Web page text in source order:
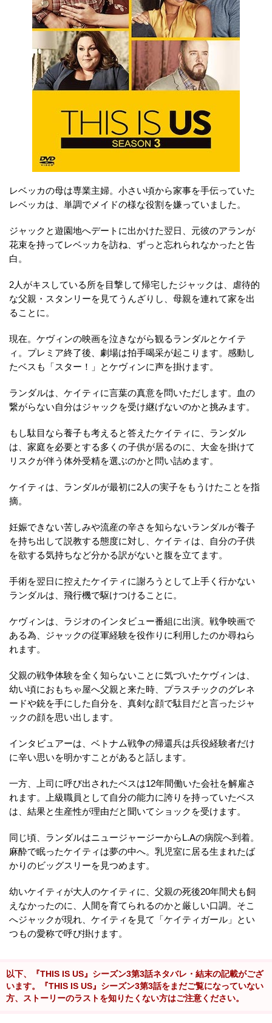
レベッカの母は専業主婦。小さい頃から家事を手伝っていた
レベッカは、単調でメイドの様な役割を嫌っていました。
ジャックと遊園地へデートに出かけた翌日、元彼のアランが
花束を持ってレベッカを訪ね、ずっと忘れられなかったと告
白。
2人がキスしている所を目撃して帰宅したジャックは、虐待的
な父親・スタンリーを見てうんざりし、母親を連れて家を出
ることに。
現在。ケヴィンの映画を泣きながら観るランダルとケイテ
ィ。プレミア終了後、劇場は拍手喝采が起こります。感動し
たベスも「スター！」とケヴィンに声を掛けます。
ランダルは、ケイティに言葉の真意を問いただします。血の
繋がらない自分はジャックを受け継げないのかと挑みます。
もし駄目なら養子も考えると答えたケイティに、ランダル
は、家庭を必要とする多くの子供が居るのに、大金を掛けて
リスクが伴う体外受精を選ぶのかと問い詰めます。
ケイティは、ランダルが最初に2人の実子をもうけたことを指
摘。
妊娠できない苦しみや流産の辛さを知らないランダルが養子
を持ち出して説教する態度に対し、ケイティは、自分の子供
を欲する気持ちなど分かる訳がないと腹を立てます。
手術を翌日に控えたケイティに謝ろうとして上手く行かない
ランダルは、飛行機で駆けつけることに。
ケヴィンは、ラジオのインタビュー番組に出演。戦争映画で
ある為、ジャックの従軍経験を役作りに利用したのか尋ねら
れます。
父親の戦争体験を全く知らないことに気づいたケヴィンは、
幼い頃におもちゃ屋へ父親と来た時、プラスチックのグレネ
ードや銃を手にした自分を、真剣な顔で駄目だと言ったジャ
ックの顔を思い出します。
インタビュアーは、ベトナム戦争の帰還兵は兵役経験者だけ
に辛い思いを明かすことがあると話します。
一方、上司に呼び出されたベスは12年間働いた会社を解雇さ
れます。上級職員として自分の能力に誇りを持っていたベス
は、結果と生産性が理由だと聞いてショックを受けます。
同じ頃、ランダルはニュージャージーからL.Aの病院へ到着。
麻酔で眠ったケイティは夢の中へ。乳児室に居る生まれたば
かりのビッグスリーを見つめます。
幼いケイティが大人のケイティに、父親の死後20年間犬も飼
えなかったのに、人間を育てられるのかと厳しい口調。そこ
へジャックが現れ、ケイティを見て「ケイティガール」とい
つもの愛称で呼び掛けます。
以下、『THIS IS US』シーズン3第3話ネタバレ・結末の記載がござ
います。『THIS IS US』シーズン3第3話をまだご覧になっていない
方、ストーリーのラストを知りたくない方はご注意ください。